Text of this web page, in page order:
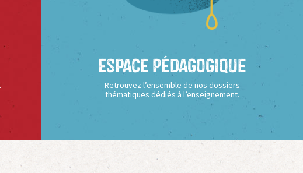
Espace Pédagogique
Retrouvez l’ensemble de nos dossiers
thématiques dédiés à l’enseignement.